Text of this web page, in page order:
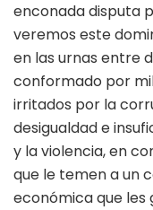
enconada disputa
veremos este
en las urnas entre
conformado por
irritados por la
desigualdad e
y la violencia, en
que le temen a un
económica que les